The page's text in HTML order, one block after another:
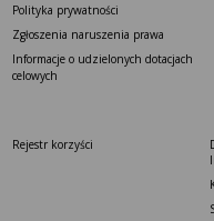
Polityka prywatności
Zgłoszenia naruszenia prawa
Informacje o udzielonych dotacjach
celowych
Rejestr korzyści